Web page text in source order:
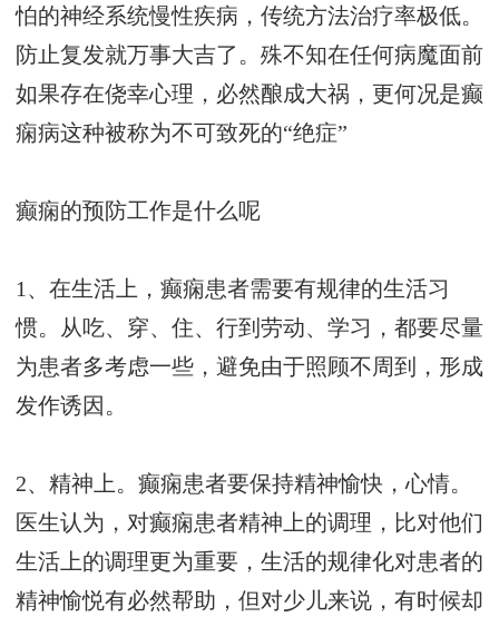
怕的神经系统慢性疾病，传统方法治疗率极低。
防止复发就万事大吉了。殊不知在任何病魔面前
如果存在侥幸心理，必然酿成大祸，更何况是癫
痫病这种被称为不可致死的“绝症”
癫痫的预防工作是什么呢
1、在生活上，癫痫患者需要有规律的生活习
惯。从吃、穿、住、行到劳动、学习，都要尽量
为患者多考虑一些，避免由于照顾不周到，形成
发作诱因。
2、精神上。癫痫患者要保持精神愉快，心情。
医生认为，对癫痫患者精神上的调理，比对他们
生活上的调理更为重要，生活的规律化对患者的
精神愉悦有必然帮助，但对少儿来说，有时候却